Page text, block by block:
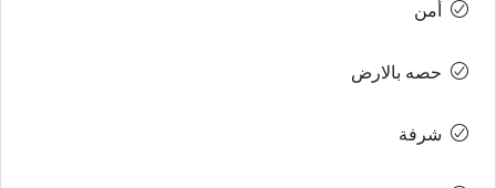
أمن
حصه بالارض
شرفة